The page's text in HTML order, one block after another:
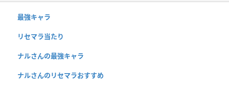
最強キャラ
リセマラ当たり
ナルさんの最強キャラ
ナルさんのリセマラおすすめ